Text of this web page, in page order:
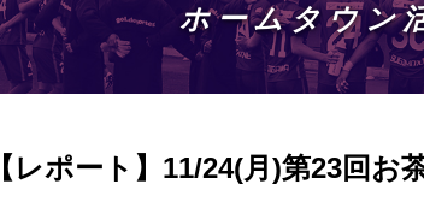
ホームタウン
【レポート】11/24(月)第23回